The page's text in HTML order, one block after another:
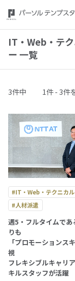
当社の強み
お役立ち情報 HRナレ
よくあるご質問
イベント・セミナー
拠点一覧
グループ会社一覧
IT・Web・テ
ー 一覧
3件中 1件 - 3件
#IT・Web・テクニカル
#人材派遣
週5・フルタイムであ
りも
「プロモーションス
視
フレキシブルキャリ
キルスタッフが活躍